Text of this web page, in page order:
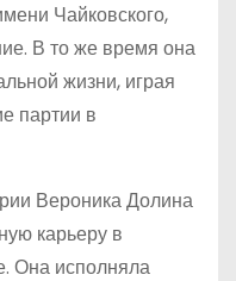
Чайковского,
В то же время она
жизни, играя
партии в
Вероника Долина
карьеру в
Она исполняла